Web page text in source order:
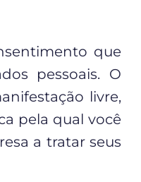
que
pessoais. O
livre,
pela qual você
a tratar seus